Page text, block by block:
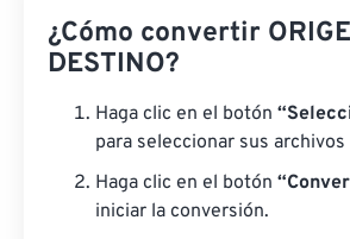
¿Cómo convertir
DESTINO?
Haga clic en el botón
para seleccionar sus archivos
Haga clic en el botón
iniciar la conversión.